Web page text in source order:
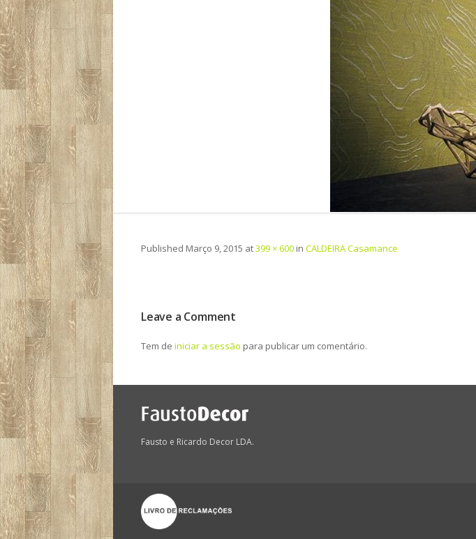
Published Março 9, 2015 at399 × 600 in CALDEIRA Casamance
Leave a Comment
Tem de iniciar a sessão para publicar um comentário.
Fausto e Ricardo Decor LDA.